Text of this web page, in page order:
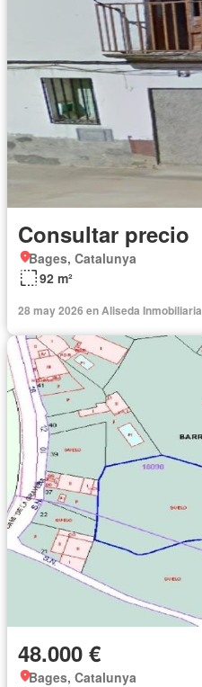
Consultar precio
Bages, Catalunya
92 m²
28 may 2026 en Aliseda Inmobiliaria
48.000 €
Bages, Catalunya